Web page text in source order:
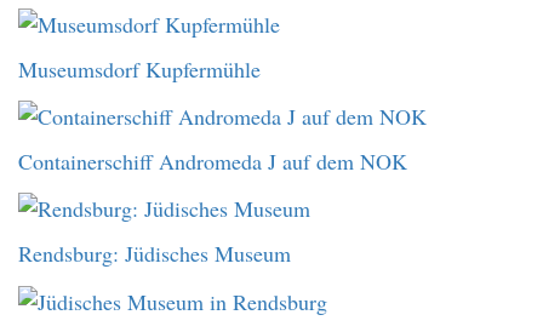
Museumsdorf Kupfermühle
Containerschiff Andromeda J auf dem NOK
Rendsburg: Jüdisches Museum